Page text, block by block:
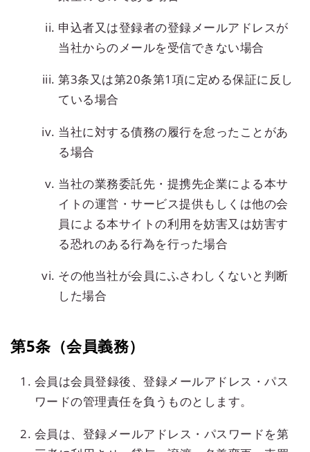
申込者又は登録者の登録メールアドレスが
当社からのメールを受信できない場合
第3条又は第20条第1項に定める保証に反し
ている場合
当社に対する債務の履行を怠ったことがあ
る場合
当社の業務委託先・提携先企業による本サ
イトの運営・サービス提供もしくは他の会
員による本サイトの利用を妨害又は妨害す
る恐れのある行為を行った場合
その他当社が会員にふさわしくないと判断
した場合
第5条（会員義務）
会員は会員登録後、登録メールアドレス・パス
ワードの管理責任を負うものとします。
会員は、登録メールアドレス・パスワードを第